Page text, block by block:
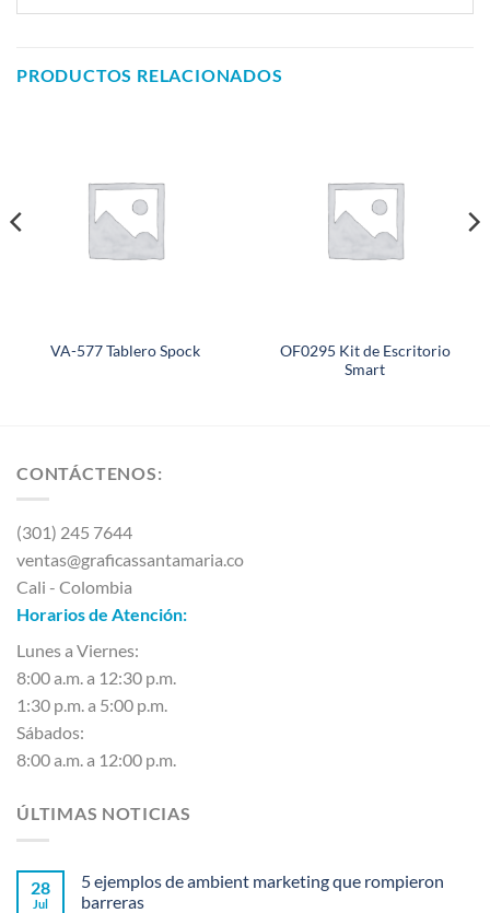
PRODUCTOS RELACIONADOS
VA-577 Tablero Spock
OF0295 Kit de Escritorio
Smart
CONTÁCTENOS:
(301) 245 7644
ventas@graficassantamaria.co
Cali - Colombia
Horarios de Atención:
Lunes a Viernes:
8:00 a.m. a 12:30 p.m.
1:30 p.m. a 5:00 p.m.
Sábados:
8:00 a.m. a 12:00 p.m.
ÚLTIMAS NOTICIAS
28
Jul
5 ejemplos de ambient marketing que rompieron
barreras